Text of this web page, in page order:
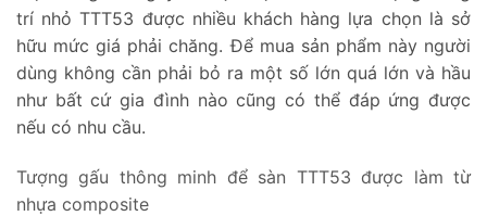
trí nhỏ TTT53 được nhiều khách hàng lựa chọn là sở
hữu mức giá phải chăng. Để mua sản phẩm này người
dùng không cần phải bỏ ra một số lớn quá lớn và hầu
như bất cứ gia đình nào cũng có thể đáp ứng được
nếu có nhu cầu.
Tượng gấu thông minh để sàn TTT53 được làm từ
nhựa composite